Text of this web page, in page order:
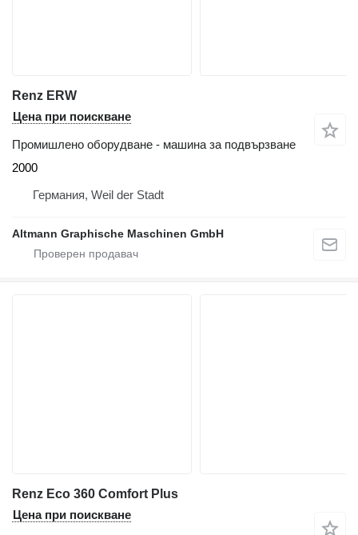
Renz ERW
Цена при поискване
Промишлено оборудване - машина за подвързване
2000
Германия, Weil der Stadt
Altmann Graphische Maschinen GmbH
Renz Eco 360 Comfort Plus
Цена при поискване